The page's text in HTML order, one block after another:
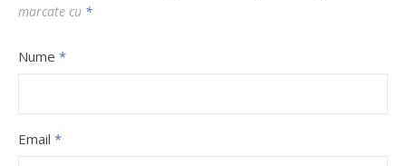
marcate cu *
Nume *
Email *